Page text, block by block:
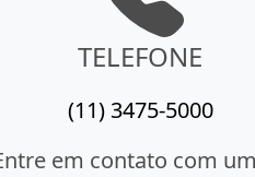
TELEFONE
(11) 3475-5000
em contato com